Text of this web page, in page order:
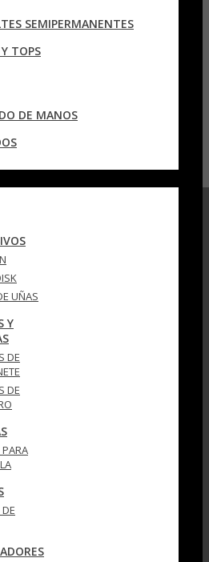
SEMIPERMANENTES
TOPS
DE MANOS
UÑAS
Y
DE
DE
PARA